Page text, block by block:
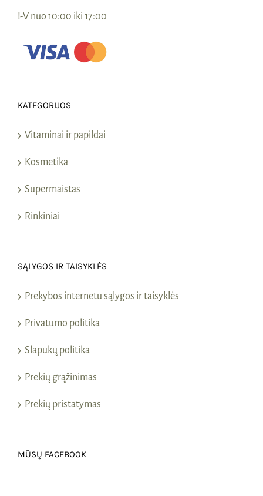
I-V nuo 10:00 iki 17:00
KATEGORIJOS
Vitaminai ir papildai
Kosmetika
Supermaistas
Rinkiniai
SĄLYGOS IR TAISYKLĖS
Prekybos internetu sąlygos ir taisyklės
Privatumo politika
Slapukų politika
Prekių grąžinimas
Prekių pristatymas
MŪSŲ FACEBOOK